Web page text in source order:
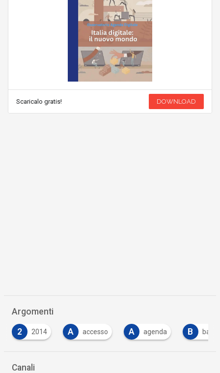
Scaricalo gratis! DOWNLOAD
Argomenti
2 2014 A accesso A agenda B
Canali